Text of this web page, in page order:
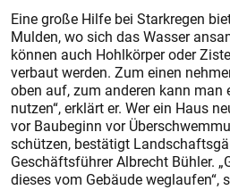
Eine große Hilfe bei Starkregen
Mulden, wo sich das Wasser
können auch Hohlkörper oder
verbaut werden. Zum einen
oben auf, zum anderen kann man
nutzen“, erklärt er. Wer ein Haus
vor Baubeginn vor
schützen, bestätigt
Geschäftsführer Albrecht Bühler.
dieses vom Gebäude weglaufen“,